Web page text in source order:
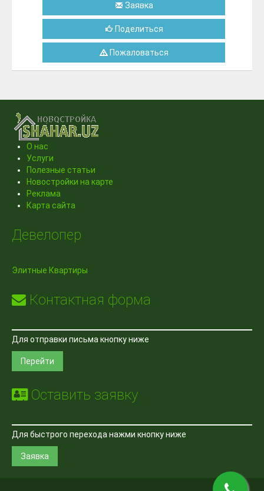
Заявка
Поделиться
Пожаловаться
О нас
Услуги
Полезные статьи
Новостройки на карте
Реклама
Карта сайта
Девелопер
Элитные Квартиры
Контактная форма
Для отправки письма кнопку ниже
Перейти
Оставить заявку
Для быстрого перехода нажми кнопку ниже
Заявка